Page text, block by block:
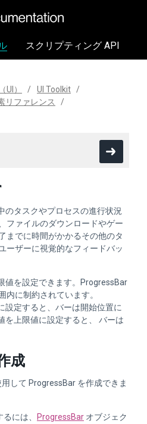
スクリプティング API
）
UI Toolkit
リファレンス
のタスクやプロセスの進行状況
ファイルのダウンロードやゲー
までに時間がかかるその他のタ
ーザーに視覚的なフィードバッ
値を設定できます。ProgressBar
内に制約されています。
設定すると、バーは開始位置に
を上限値に設定すると、 バーは
成
して ProgressBar を作成できま
には、 ProgressBar オブジェク